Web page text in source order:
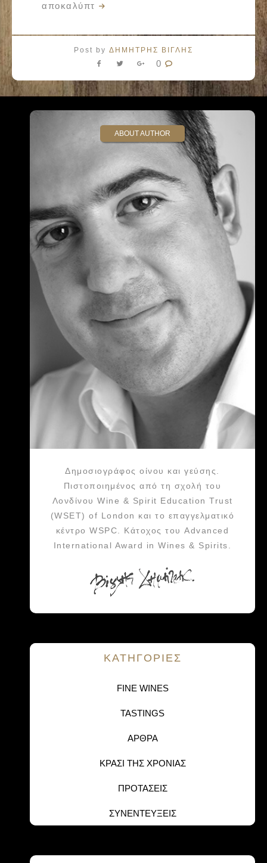
αποκαλύπτ
Post by ΔΗΜΗΤΡΗΣ ΒΙΓΛΗΣ
0
ABOUT AUTHOR
Δημοσιογράφος οίνου και γεύσης.
Πιστοποιημένος από τη σχολή του
Λονδίνου Wine & Spirit Education Trust
(WSET) of London και το επαγγελματικό
κέντρο WSPC. Κάτοχος του Advanced
International Award in Wines & Spirits.
KΑΤΗΓΟΡΙΕΣ
FINE WINES
TASTINGS
ΑΡΘΡΑ
ΚΡΑΣΙ ΤΗΣ ΧΡΟΝΙΑΣ
ΠΡΟΤΑΣΕΙΣ
ΣΥΝΕΝΤΕΥΞΕΙΣ